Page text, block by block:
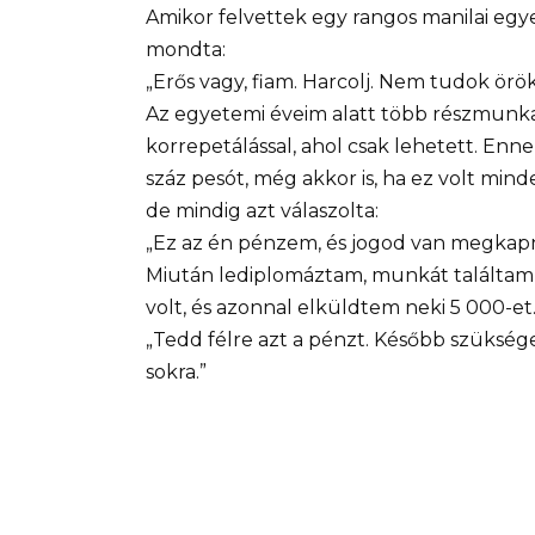
Amikor felvettek egy rangos manilai
mondta:
„Erős vagy, fiam. Harcolj. Nem tudok
Az egyetemi éveim alatt több
korrepetálással, ahol csak lehetett.
száz pesót, még akkor is, ha ez volt
de mindig azt válaszolta:
„Ez az én pénzem, és jogod van
Miután lediplomáztam, munkát
volt, és azonnal elküldtem neki 5 000-
„Tedd félre azt a pénzt. Később
sokra.”